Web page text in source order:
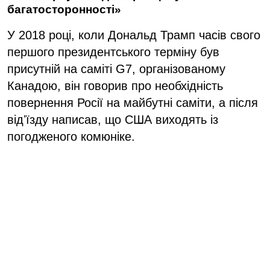
багатосторонності»
У 2018 році, коли Дональд Трамп часів свого
першого президентського терміну був
присутній на саміті G7, організованому
Канадою, він говорив про необхідність
повернення Росії на майбутні саміти, а після
відʼїзду написав, що США виходять із
погодженого комюніке.